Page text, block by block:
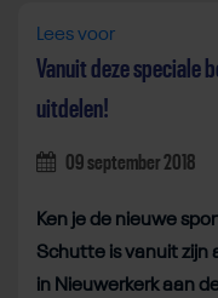
Lees voor
Vanuit deze speciale
uitdelen!
09 september 2018
Ken je de nieuwe
Schutte is vanuit zijn
in Nieuwerkerk aan